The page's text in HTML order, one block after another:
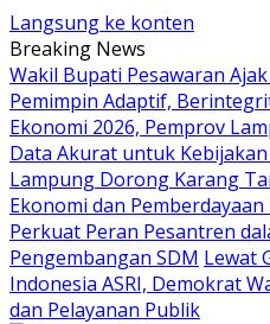
Langsung ke konten
Breaking News
Wakil Bupati Pesawaran
Pemimpin Adaptif,
Ekonomi 2026, Pemprov
Data Akurat untuk
Lampung Dorong Karang
Ekonomi dan Pemberdayaan
Perkuat Peran Pesantren
Pengembangan SDM Lewat
Indonesia ASRI, Demokrat
dan Pelayanan Publik